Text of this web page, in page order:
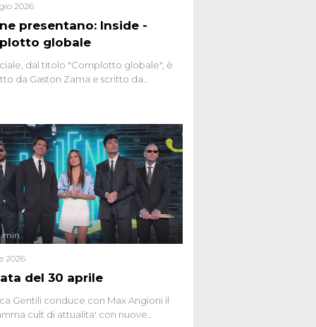
presentano: Inside -
globale
2026
dal titolo "Complotto globale", è
da Gaston Zama e scritto da
racconta l'universo delle narrazioni
dei sospetti globali e del
che negli ultimi anni hanno
network, talk show, piazze digitali
collettivo.
del 30 aprile
min
2026
Gentili conduce con Max Angioni il
cult di attualita' con nuove